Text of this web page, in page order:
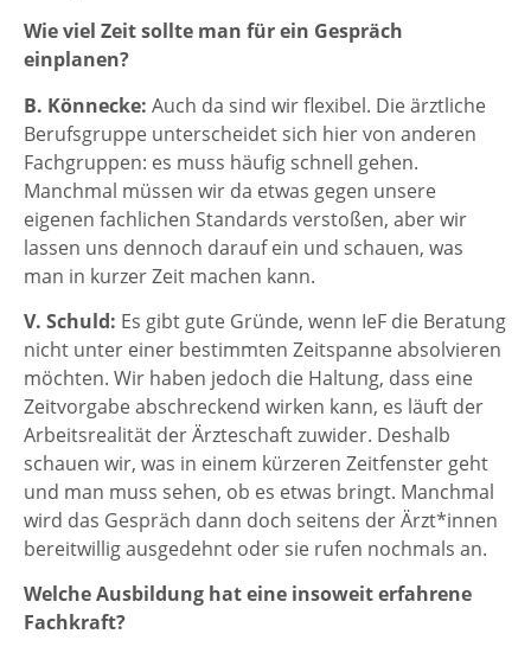
Wie viel Zeit sollte man für ein Gespräch
einplanen?
B. Könnecke: Auch da sind wir flexibel. Die ärztliche
Berufsgruppe unterscheidet sich hier von anderen
Fachgruppen: es muss häufig schnell gehen.
Manchmal müssen wir da etwas gegen unsere
eigenen fachlichen Standards verstoßen, aber wir
lassen uns dennoch darauf ein und schauen, was
man in kurzer Zeit machen kann.
V. Schuld: Es gibt gute Gründe, wenn IeF die Beratung
nicht unter einer bestimmten Zeitspanne absolvieren
möchten. Wir haben jedoch die Haltung, dass eine
Zeitvorgabe abschreckend wirken kann, es läuft der
Arbeitsrealität der Ärzteschaft zuwider. Deshalb
schauen wir, was in einem kürzeren Zeitfenster geht
und man muss sehen, ob es etwas bringt. Manchmal
wird das Gespräch dann doch seitens der Ärzt*innen
bereitwillig ausgedehnt oder sie rufen nochmals an.
Welche Ausbildung hat eine insoweit erfahrene
Fachkraft?